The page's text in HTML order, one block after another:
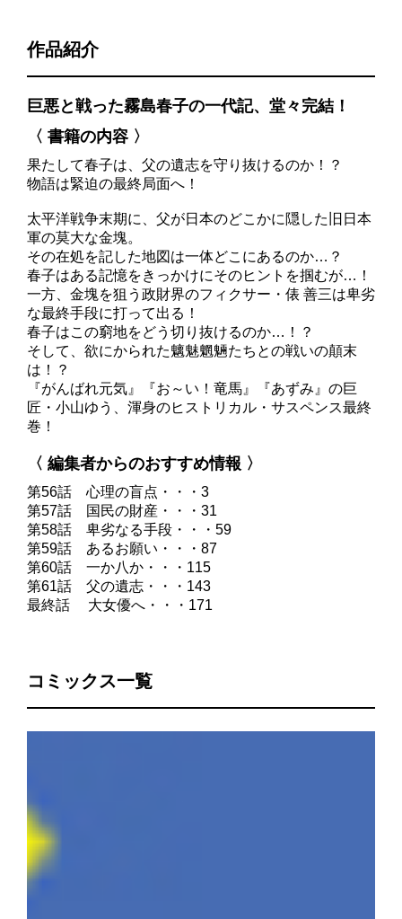
作品紹介
巨悪と戦った霧島春子の一代記、堂々完結！
〈 書籍の内容 〉
果たして春子は、父の遺志を守り抜けるのか！？
物語は緊迫の最終局面へ！
太平洋戦争末期に、父が日本のどこかに隠した旧日本
軍の莫大な金塊。
その在処を記した地図は一体どこにあるのか…？
春子はある記憶をきっかけにそのヒントを掴むが…！
一方、金塊を狙う政財界のフィクサー・俵 善三は卑劣
な最終手段に打って出る！
春子はこの窮地をどう切り抜けるのか…！？
そして、欲にかられた魑魅魍魎たちとの戦いの顛末
は！？
『がんばれ元気』『お～い！竜馬』『あずみ』の巨
匠・小山ゆう、渾身のヒストリカル・サスペンス最終
巻！
〈 編集者からのおすすめ情報 〉
第56話 心理の盲点・・・3
第57話 国民の財産・・・31
第58話 卑劣なる手段・・・59
第59話 あるお願い・・・87
第60話 一か八か・・・115
第61話 父の遺志・・・143
最終話 大女優へ・・・171
コミックス一覧